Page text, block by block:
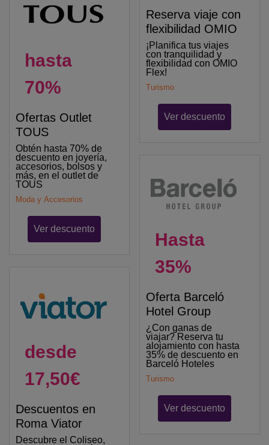
hasta
70%
Ofertas Outlet
TOUS
Obtén hasta 70% de
descuento en joyería,
accesorios, bolsos y
más, en el outlet de
TOUS
Moda y Accesorios
Ver descuento
desde
17,50€
Descuentos en
Roma Viator
Descubre el Coliseo,
Reserva viaje con
flexibilidad OMIO
¡Planifica tus viajes
con tranquilidad y
flexibilidad con OMIO
Flex!
Turismo
Ver descuento
Hasta
35%
Oferta Barceló
Hotel Group
¿Con ganas de
viajar? Reserva tu
alojamiento con hasta
35% de descuento en
Barceló Hoteles
Turismo
Ver descuento